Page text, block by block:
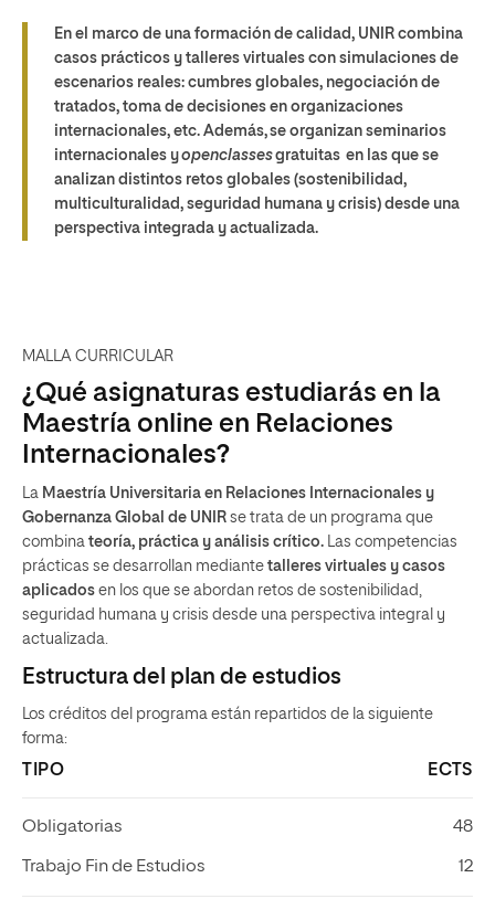
En el marco de una formación de calidad, UNIR combina
casos prácticos y talleres virtuales con simulaciones de
escenarios reales: cumbres globales, negociación de
tratados, toma de decisiones en organizaciones
internacionales, etc. Además, se organizan seminarios
internacionales yopenclassesgratuitas en las que se
analizan distintos retos globales (sostenibilidad,
multiculturalidad, seguridad humana y crisis) desde una
perspectiva integrada y actualizada.
MALLA CURRICULAR
¿Qué asignaturas estudiarás en la
Maestría online en Relaciones
Internacionales?
La Maestría Universitaria en Relaciones Internacionales y
Gobernanza Global de UNIR se trata de un programa que
combina teoría, práctica y análisis crítico. Las competencias
prácticas se desarrollan mediante talleres virtuales y casos
aplicados en los que se abordan retos de sostenibilidad,
seguridad humana y crisis desde una perspectiva integral y
actualizada.
Estructura del plan de estudios
Los créditos del programa están repartidos de la siguiente
forma:
TIPO ECTS
Obligatorias 48
Trabajo Fin de Estudios 12